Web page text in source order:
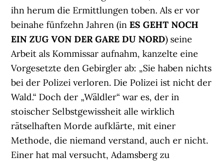
ihn herum die Ermittlungen toben. Als er vor
beinahe fünfzehn Jahren (inES GEHT NOCH
EIN ZUG VON DER GARE DU NORD) seine
Arbeit als Kommissar aufnahm, kanzelte eine
Vorgesetzte den Gebirgler ab: „Sie haben nichts
bei der Polizei verloren. Die Polizei ist nicht der
Wald.“ Doch der „Wäldler“ war es, der in
stoischer Selbstgewissheit alle wirklich
rätselhaften Morde aufklärte, mit einer
Methode, die niemand verstand, auch er nicht.
Einer hat mal versucht, Adamsberg zu